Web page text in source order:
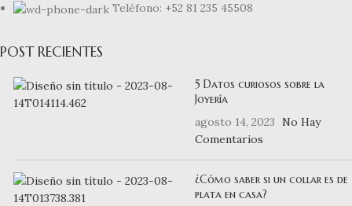
Teléfono: +52 81 235 45508
POST RECIENTES
5 Datos curiosos sobre la
Joyería
agosto 14, 2023
No Hay
Comentarios
¿Cómo saber si un collar es de
plata en casa?